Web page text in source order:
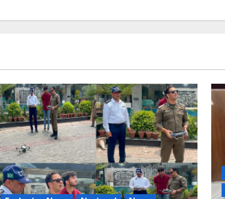
روزہ
دسمبر
دبئی
میں
شروع
ہوگا